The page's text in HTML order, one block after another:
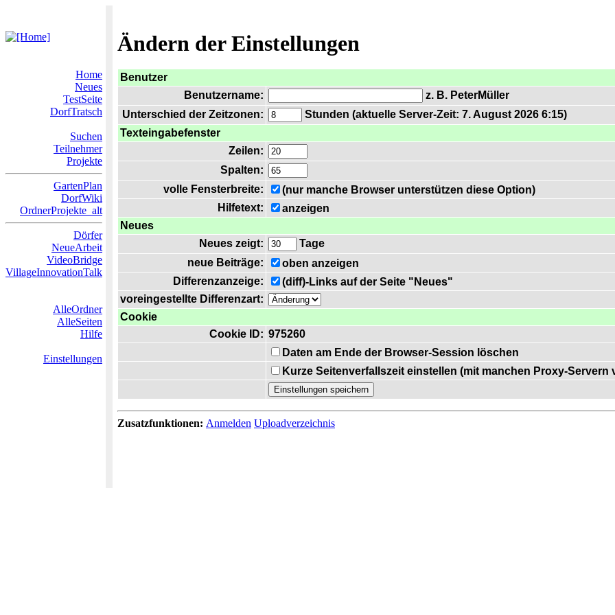
Ändern der Einstellungen
Home
Neues
TestSeite
DorfTratsch
Suchen
Teilnehmer
Projekte
GartenPlan
DorfWiki
OrdnerProjekte_alt
Dörfer
NeueArbeit
VideoBridge
VillageInnovationTalk
AlleOrdner
AlleSeiten
Hilfe
Einstellungen
Benutzer
Benutzername:
z. B. PeterMüller
Unterschied der Zeitzonen:
Stunden (aktuelle Server-Zeit: 7. August 2026 6:15)
Texteingabefenster
Zeilen:
Spalten:
volle Fensterbreite:
(nur manche Browser unterstützen diese Option)
Hilfetext:
anzeigen
Neues
Neues zeigt:
Tage
neue Beiträge:
oben anzeigen
Differenzanzeige:
(diff)-Links auf der Seite "Neues"
voreingestellte Differenzart:
Cookie
Cookie ID: 975260
Daten am Ende der Browser-Session löschen
Kurze Seitenverfallszeit einstellen (mit manchen Proxy-Servern
Zusatzfunktionen: Anmelden Uploadverzeichnis